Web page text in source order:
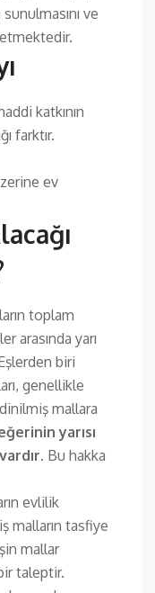
ve
etmektedir.
katkının
farktır.
ev
toplam
arasında yarı
biri
genellikle
mallara
yarısı
. Bu hakka
evlilik
malların tasfiye
mallar
taleptir.